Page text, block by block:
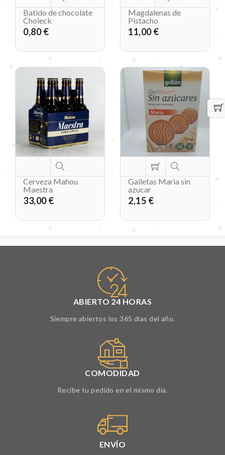
Batido de chocolate
Choleck
0,80 €
Magdalenas de
Pistacho
11,00 €
Cerveza Mahou
Maestra
33,00 €
Galletas Maria sin
azucar
2,15 €
ABIERTO 24 HORAS
Siempre abiertos los 365 días del año.
COMODIDAD
Recibe tu pedido en el mismo día.
ENVÍO